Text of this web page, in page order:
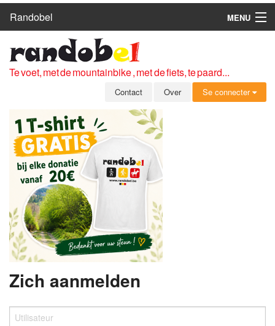
Randobel
MENU
ROUTES
CLUBS
OVER
LEDEN
ZICH AANMELDEN
GRATIS REGISTRATIE
WACHTWOORD VERGETEN
Te voet, met de mountainbike , met de fiets, te paard...
Contact Over Se connecter
Zich aanmelden